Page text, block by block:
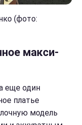
(фото:
макси-
еще один
платье
модель